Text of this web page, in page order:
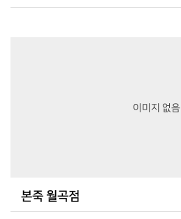
이미지 없음
본죽 월곡점